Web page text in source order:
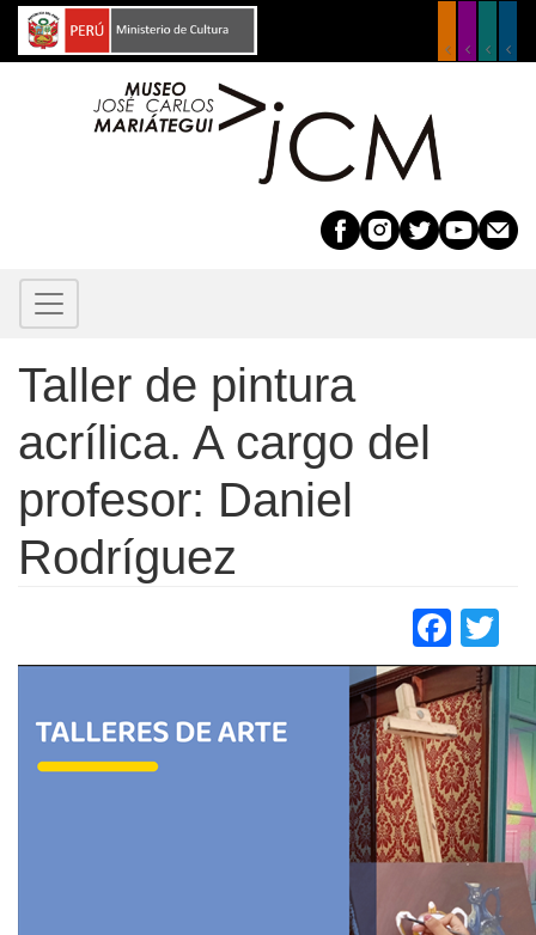
Pasar
Taller de pintura
acrílica. A cargo del
profesor: Daniel
Rodríguez